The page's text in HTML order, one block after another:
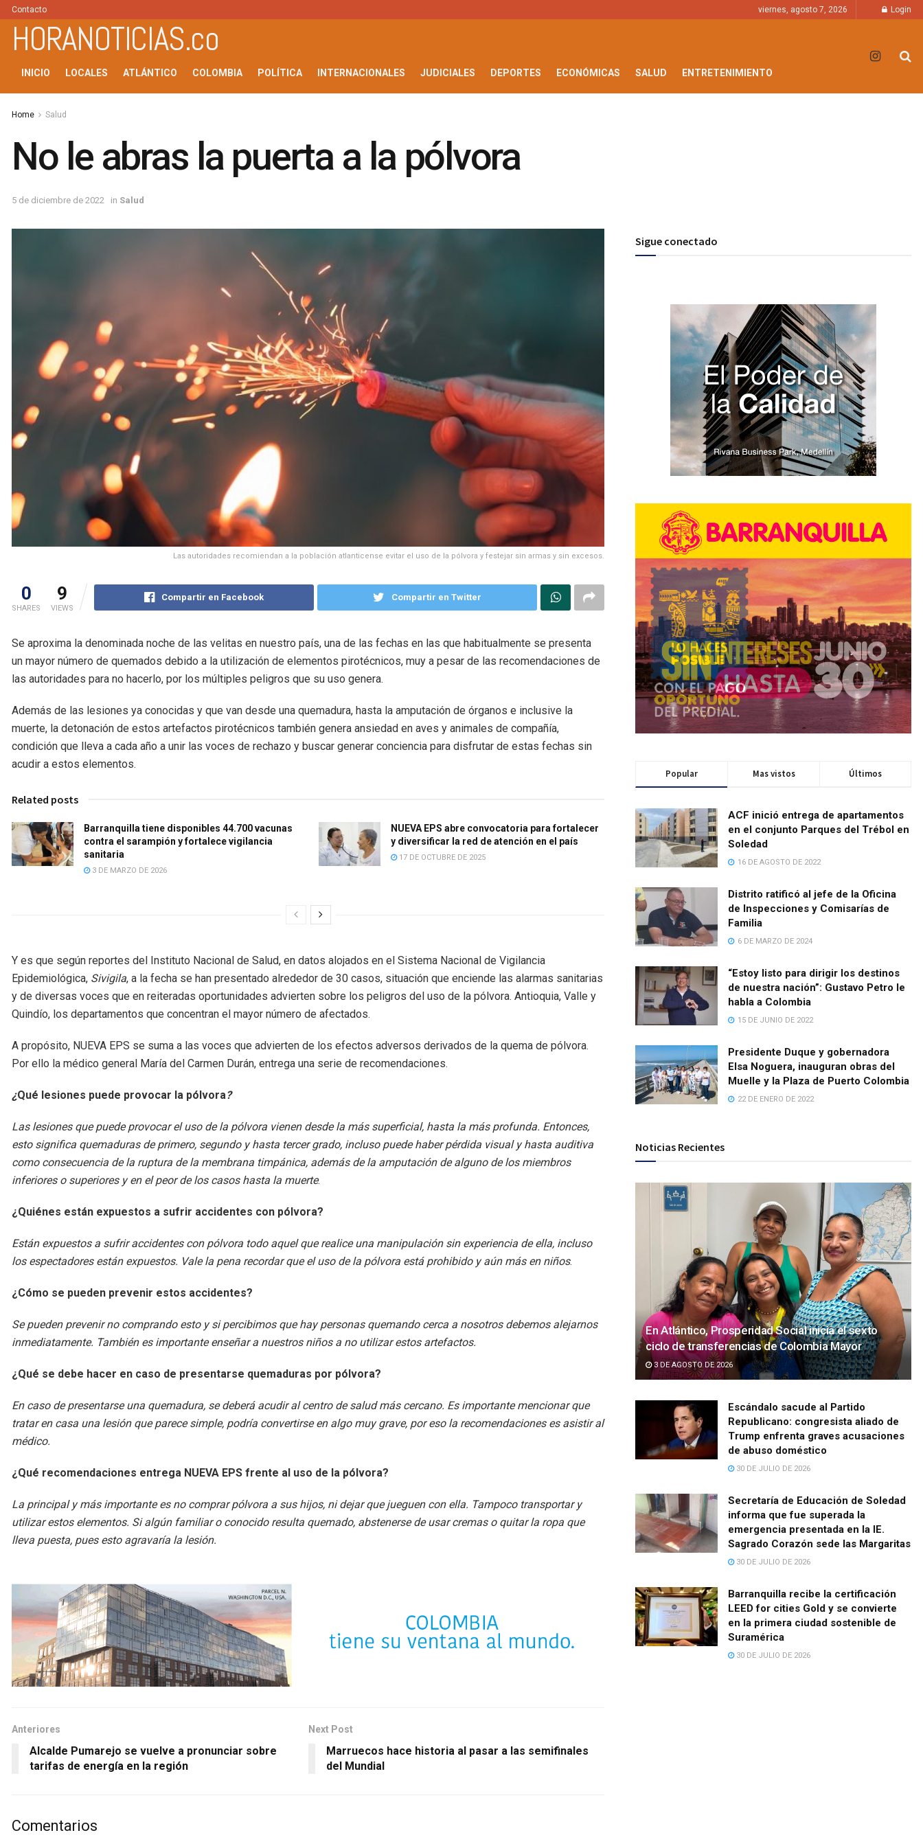
Contacto viernes, agosto 7, 2026 Login
HORANOTICIAS.co
INICIO LOCALES ATLÁNTICO COLOMBIA POLÍTICA INTERNACIONALES JUDICIALES DEPORTES ECONÓMICAS SALUD ENTRETENIMIENTO
Home Salud
No le abras la puerta a la pólvora
5 de diciembre de 2022 in Salud
Las autoridades recomiendan a la población atlanticense evitar el uso de la pólvora y festejar sin armas y sin excesos.
0
SHARES
9
VIEWS
Compartir en Facebook Compartir en Twitter
Se aproxima la denominada noche de las velitas en nuestro país, una de las fechas en las que habitualmente se presenta
un mayor número de quemados debido a la utilización de elementos pirotécnicos, muy a pesar de las recomendaciones de
las autoridades para no hacerlo, por los múltiples peligros que su uso genera.
Además de las lesiones ya conocidas y que van desde una quemadura, hasta la amputación de órganos e inclusive la
muerte, la detonación de estos artefactos pirotécnicos también genera ansiedad en aves y animales de compañía,
condición que lleva a cada año a unir las voces de rechazo y buscar generar conciencia para disfrutar de estas fechas sin
acudir a estos elementos.
Related posts
Barranquilla tiene disponibles 44.700 vacunas
contra el sarampión y fortalece vigilancia
sanitaria
3 DE MARZO DE 2026
NUEVA EPS abre convocatoria para fortalecer
y diversificar la red de atención en el país
17 DE OCTUBRE DE 2025
Y es que según reportes del Instituto Nacional de Salud, en datos alojados en el Sistema Nacional de Vigilancia
Epidemiológica, Sivigila, a la fecha se han presentado alrededor de 30 casos, situación que enciende las alarmas sanitarias
y de diversas voces que en reiteradas oportunidades advierten sobre los peligros del uso de la pólvora. Antioquia, Valle y
Quindío, los departamentos que concentran el mayor número de afectados.
A propósito, NUEVA EPS se suma a las voces que advierten de los efectos adversos derivados de la quema de pólvora.
Por ello la médico general María del Carmen Durán, entrega una serie de recomendaciones.
¿Qué lesiones puede provocar la pólvora?
Las lesiones que puede provocar el uso de la pólvora vienen desde la más superficial, hasta la más profunda. Entonces,
esto significa quemaduras de primero, segundo y hasta tercer grado, incluso puede haber pérdida visual y hasta auditiva
como consecuencia de la ruptura de la membrana timpánica, además de la amputación de alguno de los miembros
inferiores o superiores y en el peor de los casos hasta la muerte.
¿Quiénes están expuestos a sufrir accidentes con pólvora?
Están expuestos a sufrir accidentes con pólvora todo aquel que realice una manipulación sin experiencia de ella, incluso
los espectadores están expuestos. Vale la pena recordar que el uso de la pólvora está prohibido y aún más en niños.
¿Cómo se pueden prevenir estos accidentes?
Se pueden prevenir no comprando esto y si percibimos que hay personas quemando cerca a nosotros debemos alejarnos
inmediatamente. También es importante enseñar a nuestros niños a no utilizar estos artefactos.
¿Qué se debe hacer en caso de presentarse quemaduras por pólvora?
En caso de presentarse una quemadura, se deberá acudir al centro de salud más cercano. Es importante mencionar que
tratar en casa una lesión que parece simple, podría convertirse en algo muy grave, por eso la recomendaciones es asistir al
médico.
¿Qué recomendaciones entrega NUEVA EPS frente al uso de la pólvora?
La principal y más importante es no comprar pólvora a sus hijos, ni dejar que jueguen con ella. Tampoco transportar y
utilizar estos elementos. Si algún familiar o conocido resulta quemado, abstenerse de usar cremas o quitar la ropa que
lleva puesta, pues esto agravaría la lesión.
Anteriores
Alcalde Pumarejo se vuelve a pronunciar sobre
tarifas de energía en la región
Next Post
Marruecos hace historia al pasar a las semifinales
del Mundial
Comentarios
Sigue conectado
Popular Mas vistos Últimos
ACF inició entrega de apartamentos
en el conjunto Parques del Trébol en
Soledad
16 DE AGOSTO DE 2022
Distrito ratificó al jefe de la Oficina
de Inspecciones y Comisarías de
Familia
6 DE MARZO DE 2024
“Estoy listo para dirigir los destinos
de nuestra nación”: Gustavo Petro le
habla a Colombia
15 DE JUNIO DE 2022
Presidente Duque y gobernadora
Elsa Noguera, inauguran obras del
Muelle y la Plaza de Puerto Colombia
22 DE ENERO DE 2022
Noticias Recientes
En Atlántico, Prosperidad Social inicia el sexto
ciclo de transferencias de Colombia Mayor
3 DE AGOSTO DE 2026
Escándalo sacude al Partido
Republicano: congresista aliado de
Trump enfrenta graves acusaciones
de abuso doméstico
30 DE JULIO DE 2026
Secretaría de Educación de Soledad
informa que fue superada la
emergencia presentada en la IE.
Sagrado Corazón sede las Margaritas
30 DE JULIO DE 2026
Barranquilla recibe la certificación
LEED for cities Gold y se convierte
en la primera ciudad sostenible de
Suramérica
30 DE JULIO DE 2026